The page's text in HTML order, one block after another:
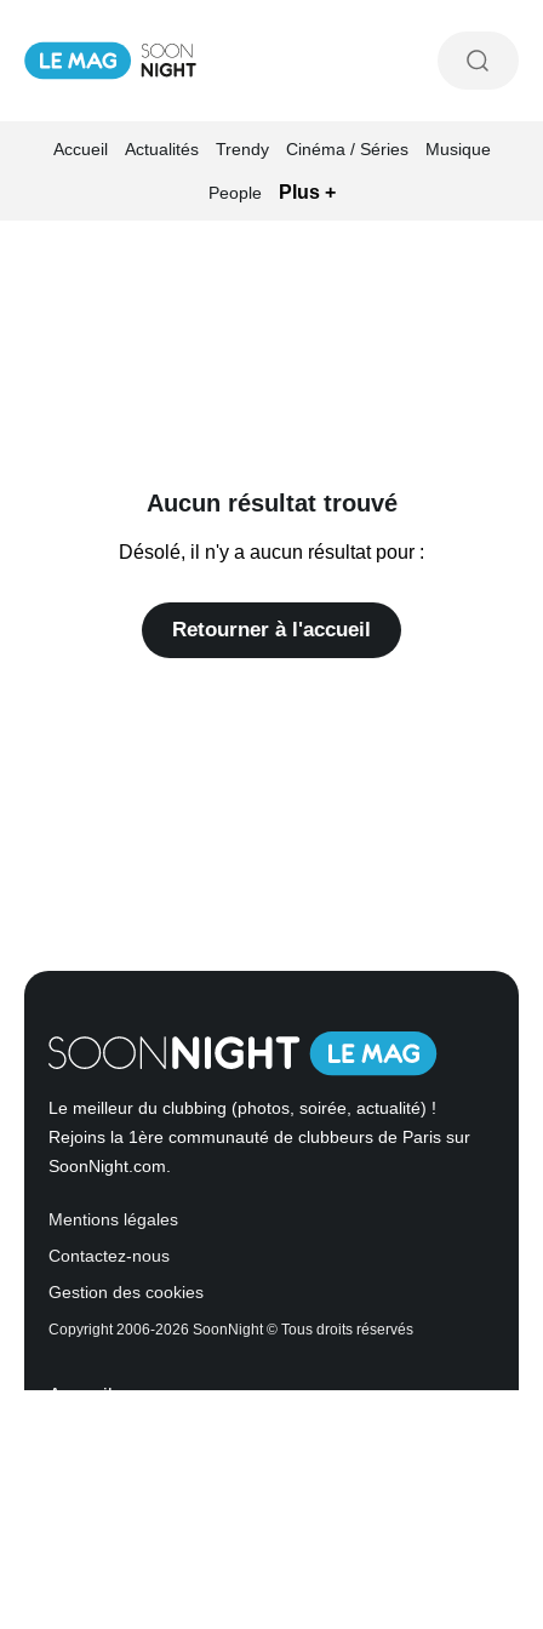
Accueil Actualités Trendy Cinéma / Séries Musique
People Plus +
Aucun résultat trouvé
Désolé, il n'y a aucun résultat pour :
Retourner à l'accueil
Le meilleur du clubbing (photos, soirée, actualité) !
Rejoins la 1ère communauté de clubbeurs de Paris sur
SoonNight.com.
Mentions légales
Contactez-nous
Gestion des cookies
Copyright 2006-2026 SoonNight © Tous droits réservés
Accueil